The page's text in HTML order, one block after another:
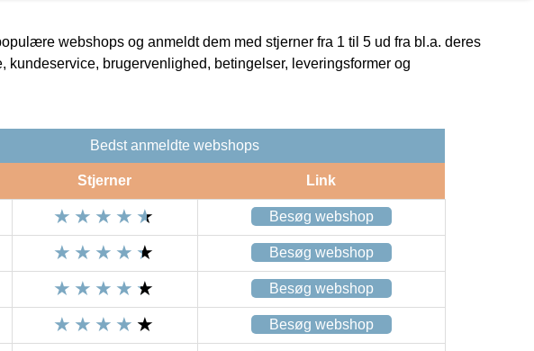
webshops og anmeldt dem med stjerner fra 1 til 5 ud fra bl.a. deres
kundeservice, brugervenlighed, betingelser, leveringsformer og
Bedst anmeldte webshops
Stjerner Link
Besøg webshop
Besøg webshop
Besøg webshop
Besøg webshop